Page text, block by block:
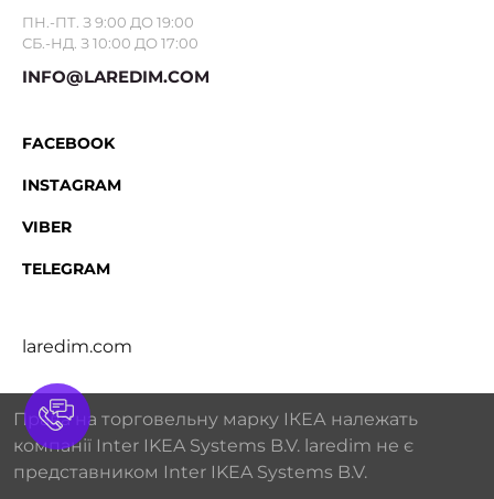
ПН.-ПТ. З 9:00 ДО 19:00
СБ.-НД. З 10:00 ДО 17:00
INFO@LAREDIM.COM
FACEBOOK
INSTAGRAM
VIBER
TELEGRAM
laredim.com
Права на торговельну марку IКЕА належать
компанії Inter IKEA Systems B.V. laredim не є
представником Inter IKEA Systems B.V.